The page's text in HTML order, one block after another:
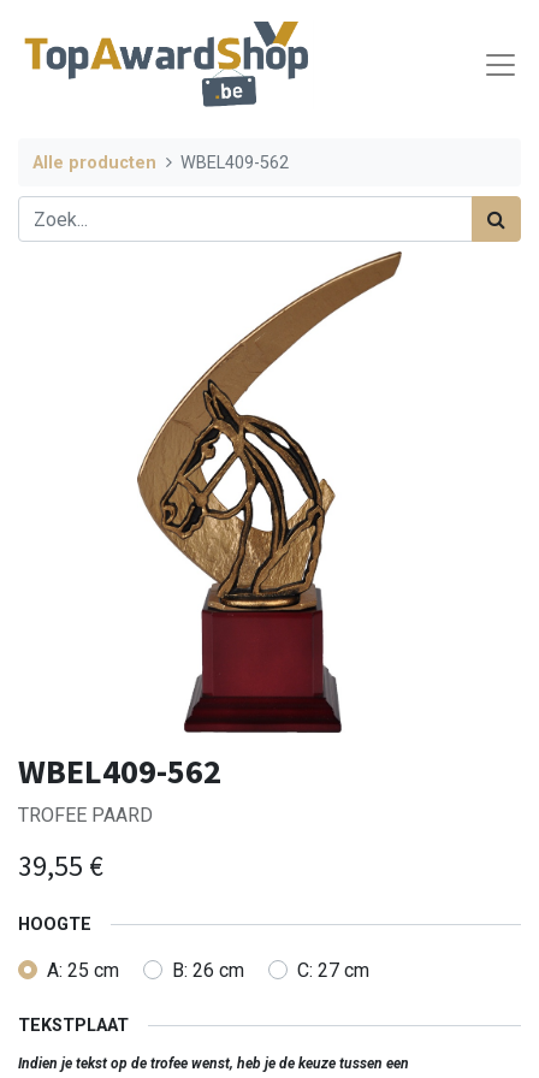
Alle producten WBEL409-562
WBEL409-562
TROFEE PAARD
39,55 €
HOOGTE
A: 25 cm B: 26 cm C: 27 cm
TEKSTPLAAT
Indien je tekst op de trofee wenst, heb je de keuze tussen een